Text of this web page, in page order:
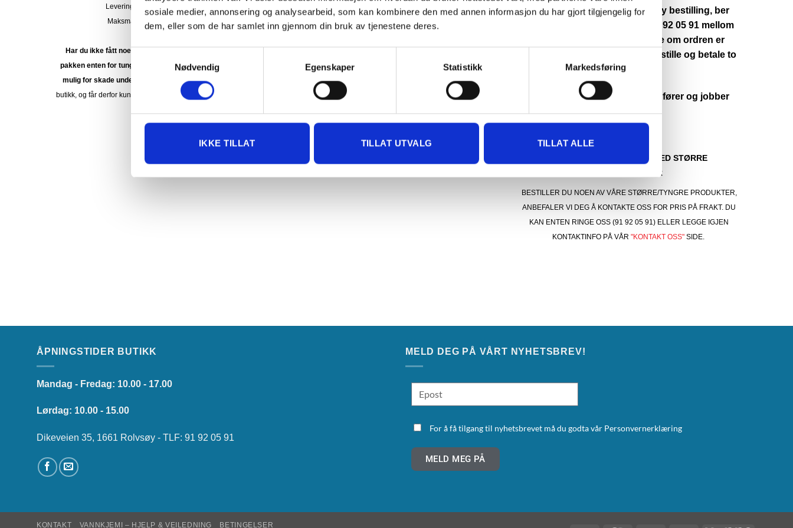
sosiale medier, annonsering og analysearbeid, som kan kombinere den med annen informasjon du har gjort tilgjengelig for
dem, eller som de har samlet inn gjennom din bruk av tjenestene deres.
Samtykkevalg
Nødvendig
Egenskaper Statistikk Markedsføring
IKKE TILLAT TILLAT UTVALG TILLAT ALLE
Levering på nærmeste post i butikk.
Maksmål: 35 kg / 120 x 60 x 60 cm
Har du ikke fått noen alternativ på frakt på din pakke så er
pakken enten for tung, eller varen har fått frakten fjernet pga.
mulig for skade under transport.
Noen produkter selges kun i
butikk, og får derfor kun opp valget klikk & hent. Hør med oss på 91
DET ER IKKE GRATIS FRAKT PÅ ORDRE SOM IKKE KAN SENDES
MED POSTNORD. (BOBLEBAD, LOKK , GRILL, PIZZAOVN OSV.) TA
KONTAKT FOR Å SJEKKE PRIS LEVERT HJEM TIL DEG FOR DISSE
VARENE.
KUNDE. CA. 1500- 4499 KR. OM DU IKKE TAR KONTAKT MED OSS PÅ
ORDRE SOM IKKE BLIR BETALT FRAKT PÅ BLIR KANSELLERT.
Før du eventuelt legger inn en ny bestilling, ber
vi deg ta kontakt med oss på 91 92 05 91 mellom
kl. 10:00–17:00. Vi sjekker gjerne om ordren er
registrert, slik at du unngår å bestille og betale to
Vi beklager ulempene dette medfører og jobber
med å få problemet løst.
KONTAKT OSS FOR PRIS VED STØRRE
FORSENDELSER
BESTILLER DU NOEN AV VÅRE STØRRE/TYNGRE PRODUKTER,
ANBEFALER VI DEG Å KONTAKTE OSS FOR PRIS PÅ FRAKT. DU
KAN ENTEN RINGE OSS (91 92 05 91) ELLER LEGGE IGJEN
KONTAKTINFO PÅ VÅR "KONTAKT OSS"SIDE.
ÅPNINGSTIDER BUTIKK
Mandag - Fredag: 10.00 - 17.00
Lørdag: 10.00 - 15.00
Dikeveien 35, 1661 Rolvsøy - TLF: 91 92 05 91
MELD DEG PÅ VÅRT NYHETSBREV!
For å få tilgang til nyhetsbrevet må du godta vår Personvernerklæring
MELD MEG PÅ
KONTAKT VANNKJEMI – HJELP & VEILEDNING BETINGELSER